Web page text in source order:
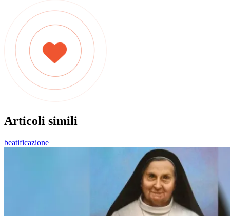
Articoli simili
beatificazione